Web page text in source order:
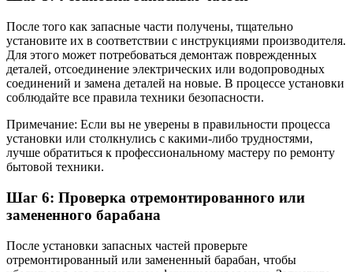
После того как запасные части получены, тщательно
установите их в соответствии с инструкциями производителя.
Для этого может потребоваться демонтаж поврежденных
деталей, отсоединение электрических или водопроводных
соединений и замена деталей на новые. В процессе установки
соблюдайте все правила техники безопасности.
Примечание: Если вы не уверены в правильности процесса
установки или столкнулись с какими-либо трудностями,
лучше обратиться к профессиональному мастеру по ремонту
бытовой техники.
Шаг 6: Проверка отремонтированного или
замененного барабана
После установки запасных частей проверьте
отремонтированный или замененный барабан, чтобы